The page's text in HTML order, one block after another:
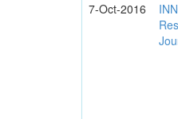
7-Oct-2016